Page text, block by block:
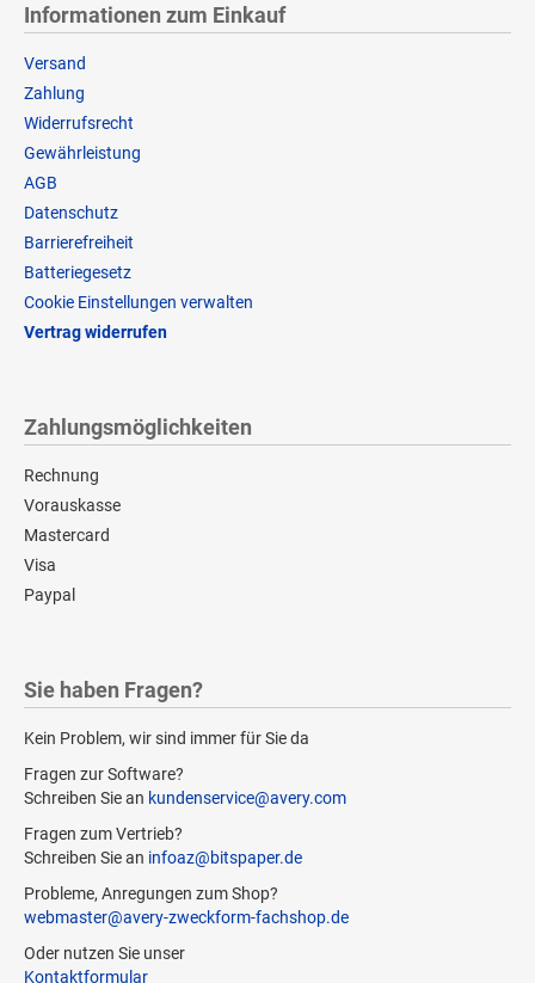
Informationen zum Einkauf
Versand
Zahlung
Widerrufsrecht
Gewährleistung
AGB
Datenschutz
Barrierefreiheit
Batteriegesetz
Cookie Einstellungen verwalten
Vertrag widerrufen
Zahlungsmöglichkeiten
Rechnung
Vorauskasse
Mastercard
Visa
Paypal
Sie haben Fragen?
Kein Problem, wir sind immer für Sie da
Fragen zur Software?
Schreiben Sie an kundenservice@avery.com
Fragen zum Vertrieb?
Schreiben Sie an infoaz@bitspaper.de
Probleme, Anregungen zum Shop?
webmaster@avery-zweckform-fachshop.de
Oder nutzen Sie unser
Kontaktformular